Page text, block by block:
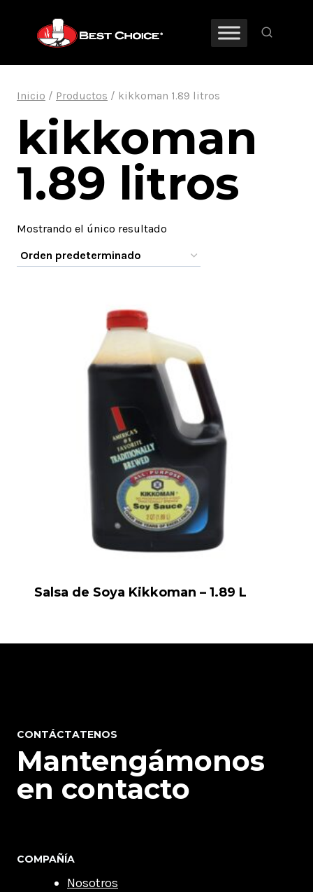
contenido
Inicio / Productos / kikkoman 1.89 litros
kikkoman
1.89 litros
Mostrando el único resultado
Salsa de Soya Kikkoman – 1.89 L
CONTÁCTATENOS
Mantengámonos
en contacto
COMPAÑÍA
Nosotros